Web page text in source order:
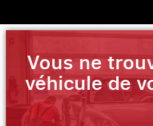
Vous ne
véhicule de